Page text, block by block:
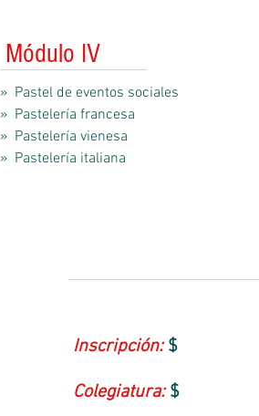
Módulo IV
» Pastel de eventos sociales
» Pastelería francesa
» Pastelería vienesa
» Pastelería italiana
Inscripción: $
Colegiatura: $